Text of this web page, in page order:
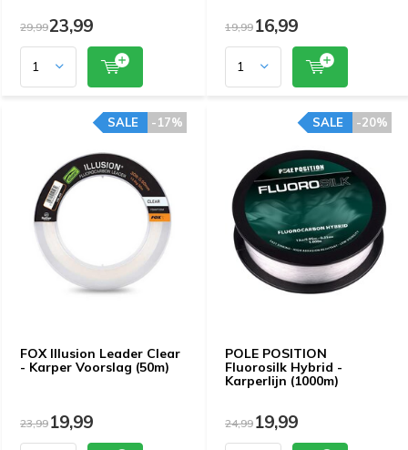
29,9923,99 19,9916,99
FOX Illusion Leader Clear
- Karper Voorslag (50m)
-17%
SALE
23,9919,99
POLE POSITION
Fluorosilk Hybrid -
Karperlijn (1000m)
-20%
SALE
24,9919,99